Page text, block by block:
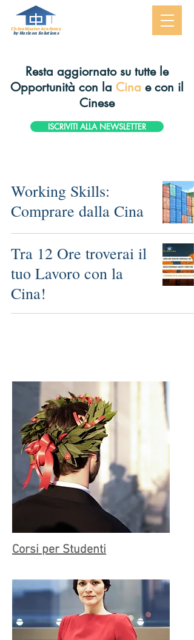
ChinaMasterAcademy
by Horizon Solutions
Resta aggiornato su tutte le
Opportunità con la Cina e con il
Cinese
ISCRIVITI ALLA NEWSLETTER
Working Skills:
Comprare dalla Cina
Tra 12 Ore troverai il
tuo Lavoro con la
Cina!
Corsi per Studenti